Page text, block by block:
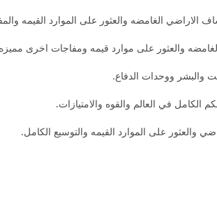
الاراضي الغامضه والعثور على الموارد القيمه
الكامل في العالم والقوه والامتيازات.
والعثور على الموارد القيمه والتوسيع الكامل.